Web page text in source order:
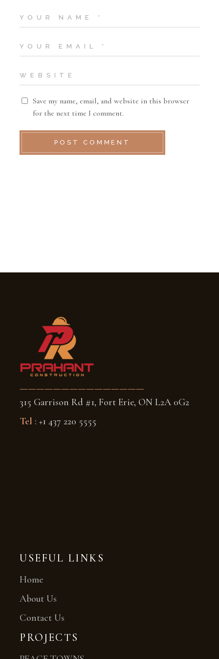
Save my name, email, and website in this browser
for the next time I comment.
POST COMMENT
———————————————
315 Garrison Rd #1, Fort Erie, ON L2A 0G2
Tel : +1 437 220 5555
USEFUL LINKS
Home
About Us
Contact Us
PROJECTS